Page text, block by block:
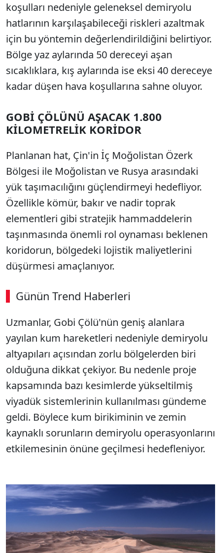
koşulları nedeniyle geleneksel demiryolu
hatlarının karşılaşabileceği riskleri azaltmak
için bu yöntemin değerlendirildiğini belirtiyor.
Bölge yaz aylarında 50 dereceyi aşan
sıcaklıklara, kış aylarında ise eksi 40 dereceye
kadar düşen hava koşullarına sahne oluyor.
GOBİ ÇÖLÜNÜ AŞACAK 1.800
KİLOMETRELİK KORİDOR
Planlanan hat, Çin'in İç Moğolistan Özerk
Bölgesi ile Moğolistan ve Rusya arasındaki
yük taşımacılığını güçlendirmeyi hedefliyor.
Özellikle kömür, bakır ve nadir toprak
elementleri gibi stratejik hammaddelerin
taşınmasında önemli rol oynaması beklenen
koridorun, bölgedeki lojistik maliyetlerini
düşürmesi amaçlanıyor.
Günün Trend Haberleri
00:02 / 08:43
Sesi Aç
Uzmanlar, Gobi Çölü'nün geniş alanlara
yayılan kum hareketleri nedeniyle demiryolu
altyapıları açısından zorlu bölgelerden biri
olduğuna dikkat çekiyor. Bu nedenle proje
kapsamında bazı kesimlerde yükseltilmiş
viyadük sistemlerinin kullanılması gündeme
geldi. Böylece kum birikiminin ve zemin
kaynaklı sorunların demiryolu operasyonlarını
etkilemesinin önüne geçilmesi hedefleniyor.